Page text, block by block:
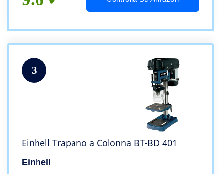
3
Einhell Trapano a Colonna BT-BD 401
Einhell